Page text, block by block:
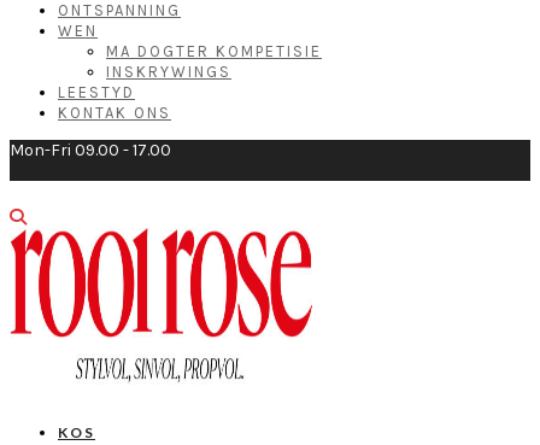
ONTSPANNING
WEN
MA DOGTER KOMPETISIE
INSKRYWINGS
LEESTYD
KONTAK ONS
Mon-Fri 09.00 - 17.00
KOS